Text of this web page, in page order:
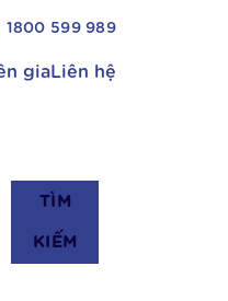
1800 599 989
giaLiên hệ
TÌM
KIẾM